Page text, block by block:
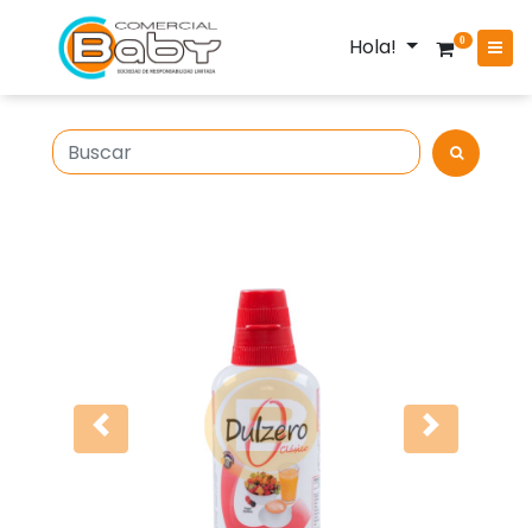
Hola! 0
Anterior Siguiente